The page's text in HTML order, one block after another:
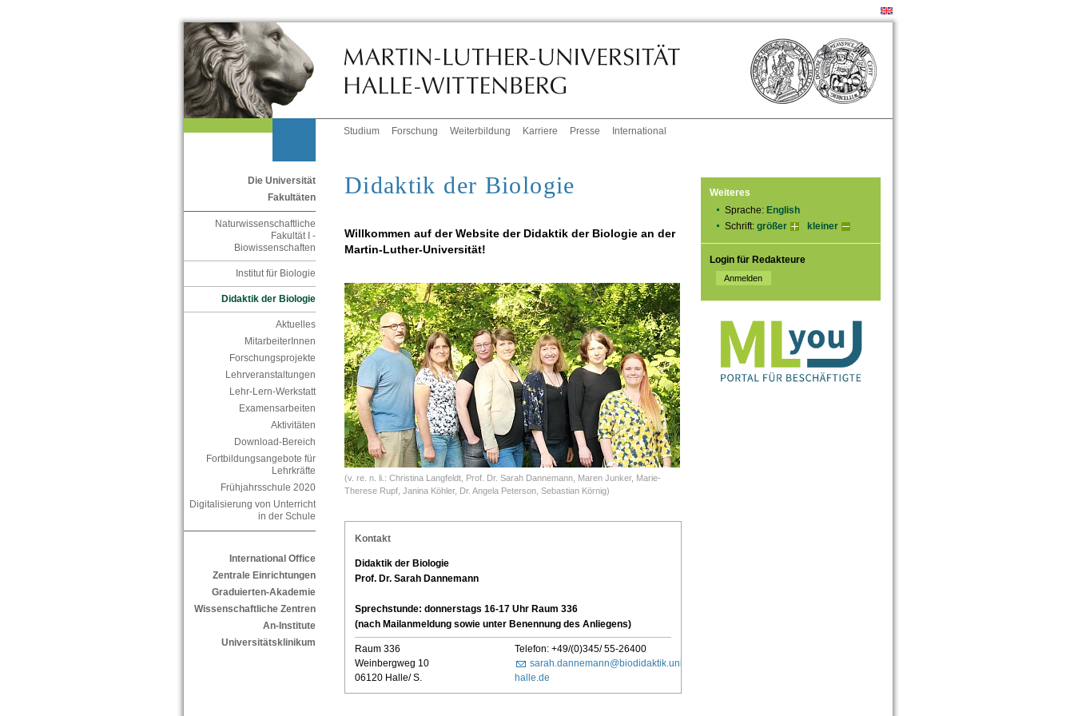
Studium Forschung Weiterbildung Karriere Presse International
Die Universität
Fakultäten
Naturwissenschaftliche
Fakultät I -
Biowissenschaften
Institut für Biologie
Didaktik der Biologie
Aktuelles
MitarbeiterInnen
Forschungsprojekte
Lehrveranstaltungen
Lehr-Lern-Werkstatt
Examensarbeiten
Aktivitäten
Download-Bereich
Fortbildungsangebote für
Lehrkräfte
Frühjahrsschule 2020
Digitalisierung von Unterricht
in der Schule
International Office
Zentrale Einrichtungen
Graduierten-Akademie
Wissenschaftliche Zentren
An-Institute
Universitätsklinikum
Weiteres
Sprache: English
Schrift: größer kleiner
Login für Redakteure
Didaktik der Biologie
Willkommen auf der Website der Didaktik der Biologie an der
Martin-Luther-Universität!
(v. re. n. li.: Christina Langfeldt, Prof. Dr. Sarah Dannemann, Maren Junker, Marie-
Therese Rupf, Janina Köhler, Dr. Angela Peterson, Sebastian Körnig)
Kontakt
Didaktik der Biologie
Prof. Dr. Sarah Dannemann
Sprechstunde: donnerstags 16-17 Uhr Raum 336
(nach Mailanmeldung sowie unter Benennung des Anliegens)
Raum 336
Weinbergweg 10
06120 Halle/ S.
Telefon: +49/(0)345/ 55-26400
sarah.dannemann@biodidaktik.uni-
halle.de